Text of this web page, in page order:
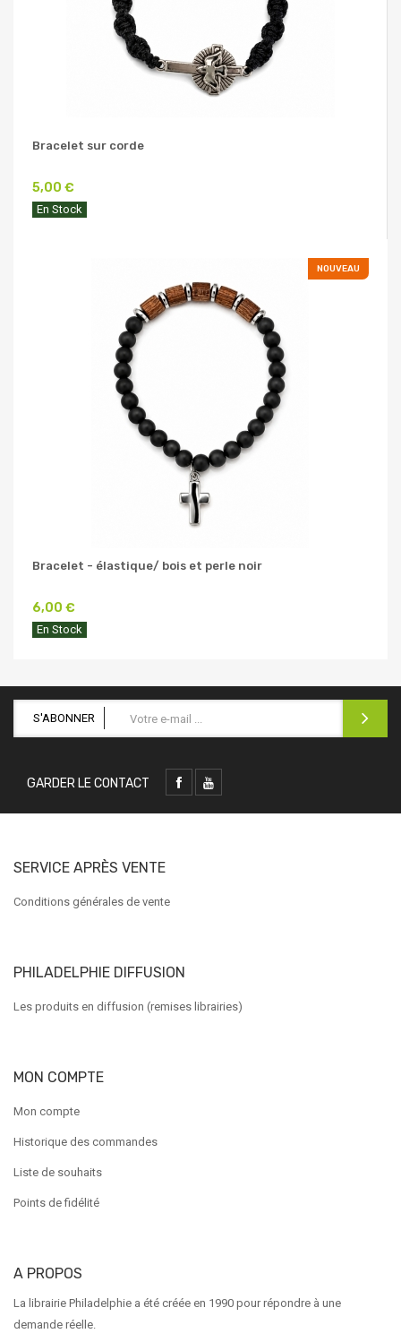
Bracelet sur corde
5,00 €
En Stock
NOUVEAU
Bracelet - élastique/ bois et perle noir
6,00 €
En Stock
S'ABONNER
GARDER LE CONTACT
SERVICE APRÈS VENTE
Conditions générales de vente
PHILADELPHIE DIFFUSION
Les produits en diffusion (remises librairies)
MON COMPTE
Mon compte
Historique des commandes
Liste de souhaits
Points de fidélité
A PROPOS
La librairie Philadelphie a été créée en 1990 pour répondre à une
demande réelle.